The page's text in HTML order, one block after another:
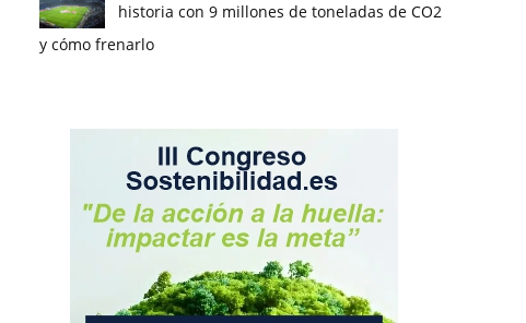
historia con 9 millones de toneladas de CO2
y cómo frenarlo